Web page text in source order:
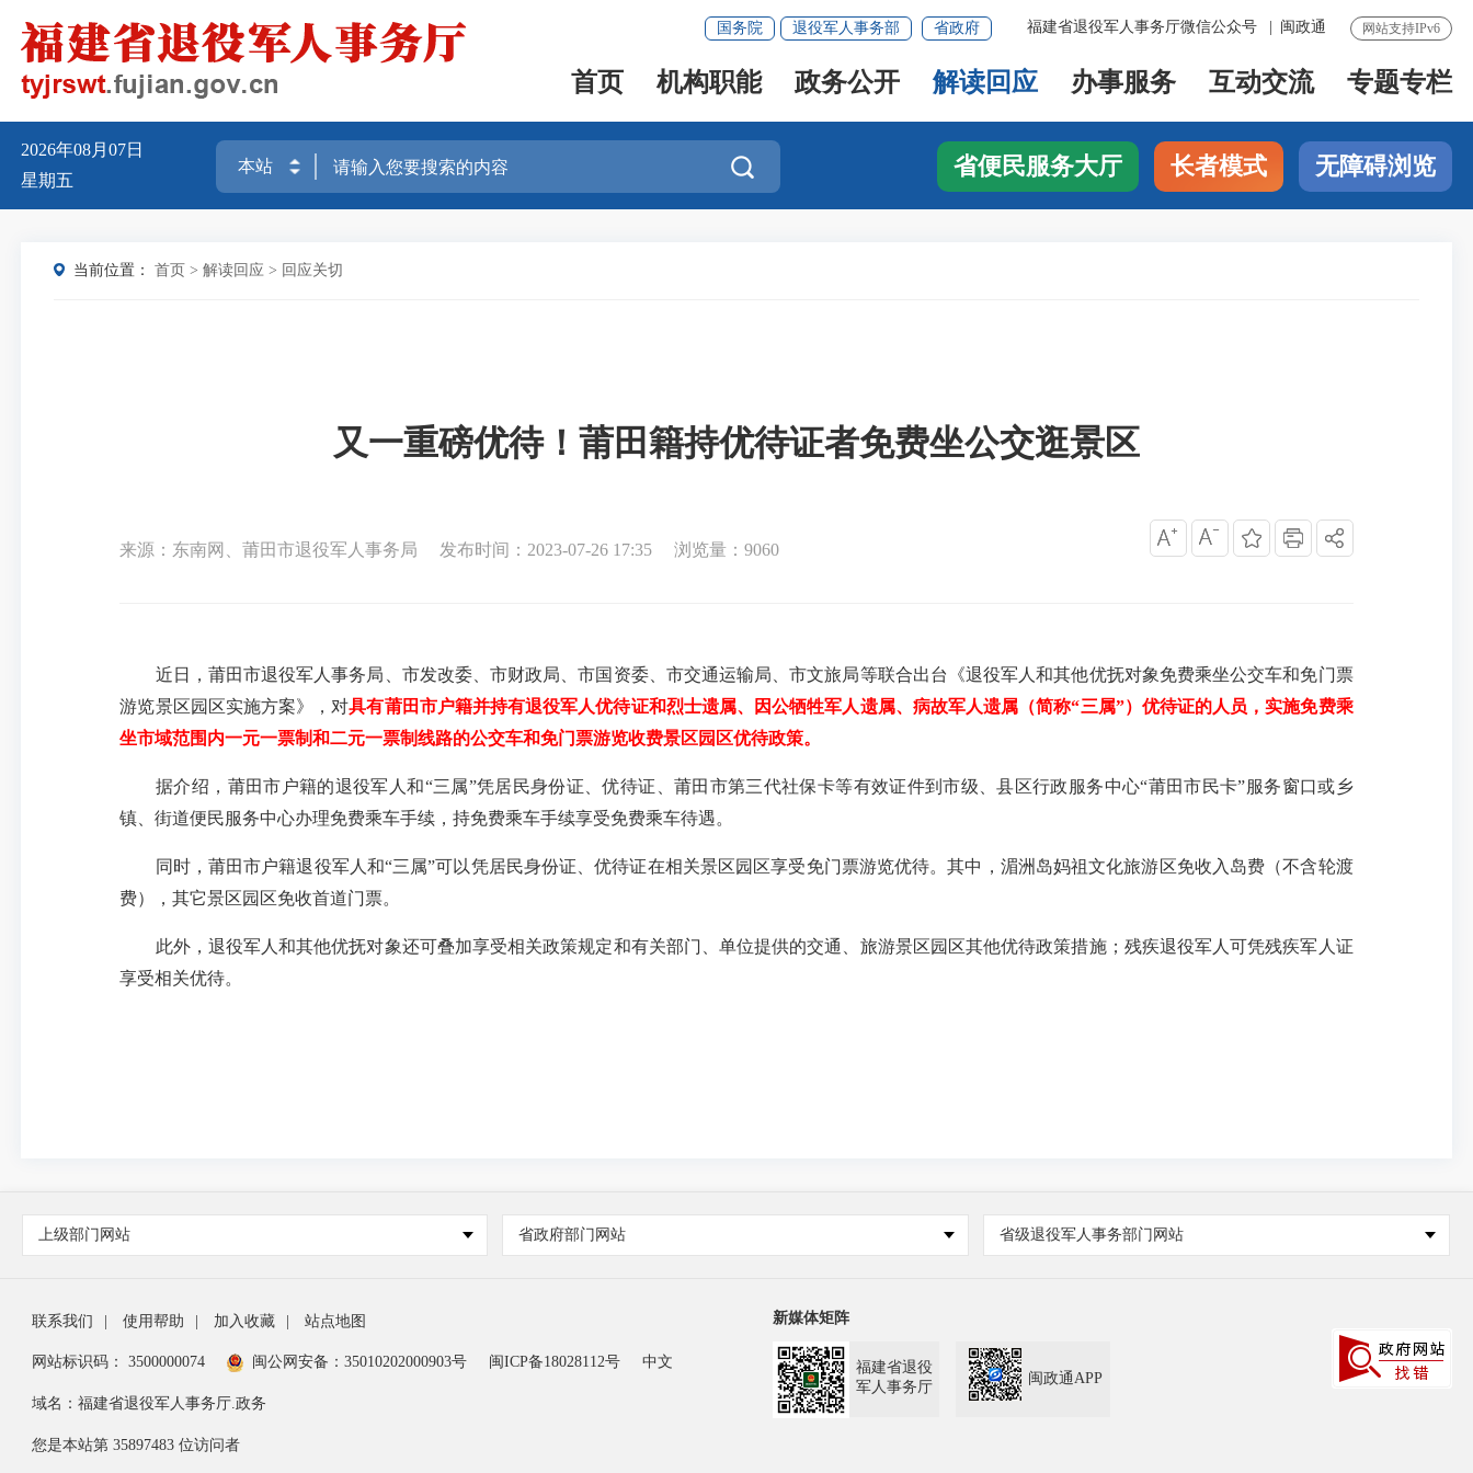
网站支持IPv6
福建省退役军人事务厅微信公众号 闽政通
国务院 退役军人事务部 省政府
首页 机构职能 政务公开 解读回应 办事服务 互动交流 专题专栏
2026年08月07日
星期五
 省便民服务大厅 长者模式 无障碍浏览
当前位置： 首页 >解读回应 > 回应关切
又一重磅优待！莆田籍持优待证者免费坐公交逛景区
来源：东南网、莆田市退役军人事务局 发布时间：2023-07-26 17:35 浏览量：9060
近日，莆田市退役军人事务局、市发改委、市财政局、市国资委、市交通运输局、市文旅局等联合出台《退役军人和其他优抚对象免费乘坐公交车和免门票
游览景区园区实施方案》，对具有莆田市户籍并持有退役军人优待证和烈士遗属、因公牺牲军人遗属、病故军人遗属（简称“三属”）优待证的人员，实施免费乘
坐市域范围内一元一票制和二元一票制线路的公交车和免门票游览收费景区园区优待政策。
据介绍，莆田市户籍的退役军人和“三属”凭居民身份证、优待证、莆田市第三代社保卡等有效证件到市级、县区行政服务中心“莆田市民卡”服务窗口或乡
镇、街道便民服务中心办理免费乘车手续，持免费乘车手续享受免费乘车待遇。
同时，莆田市户籍退役军人和“三属”可以凭居民身份证、优待证在相关景区园区享受免门票游览优待。其中，湄洲岛妈祖文化旅游区免收入岛费（不含轮渡
费），其它景区园区免收首道门票。
此外，退役军人和其他优抚对象还可叠加享受相关政策规定和有关部门、单位提供的交通、旅游景区园区其他优待政策措施；残疾退役军人可凭残疾军人证
享受相关优待。
上级部门网站 省政府部门网站 省级退役军人事务部门网站
联系我们 使用帮助 加入收藏 站点地图
网站标识码： 3500000074 闽公网安备：35010202000903号 闽ICP备18028112号 中文
域名：福建省退役军人事务厅.政务
您是本站第35897483 位访问者
新媒体矩阵
福建省退役
军人事务厅
闽政通APP